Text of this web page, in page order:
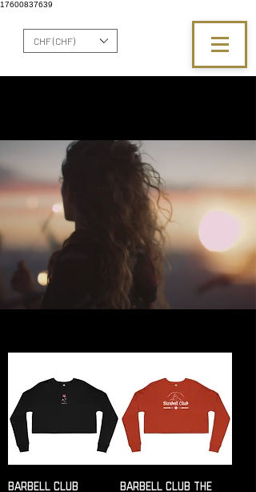
17600837639
CHF (CHF)
Barbell Club
Barbell Club the